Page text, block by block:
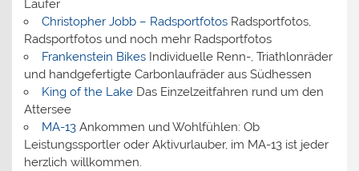
Läufer
Christopher Jobb – RadsportfotosRadsportfotos,
Radsportfotos und noch mehr Radsportfotos
Frankenstein BikesIndividuelle Renn-, Triathlonräder
und handgefertigte Carbonlaufräder aus Südhessen
King of the LakeDas Einzelzeitfahren rund um den
Attersee
MA-13Ankommen und Wohlfühlen: Ob
Leistungssportler oder Aktivurlauber, im MA-13 ist jeder
herzlich willkommen.